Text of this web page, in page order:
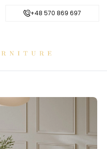
Bezpieczne zakupy
+48 570 869 697